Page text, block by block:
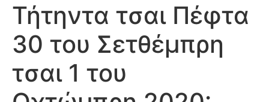
Τήτηντα τσαι Πέφτα
30 του Σετθέμπρη
τσαι 1 του